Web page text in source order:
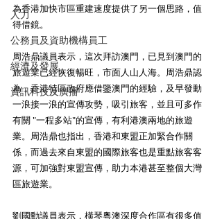
人力
公務員及資助機構員工
經濟及發展
資訊科技及廣播
為香港加快市區重建速度提供了另一個思路，值
得借鏡。
周浩鼎議員表示，這次拜訪澳門，已見到澳門的
旅遊業已經恢復暢旺，市面人山人海。周浩鼎認
為，香港特區政府應借鑒澳門的經驗，及早發動
一浪接一浪的宣傳攻勢，吸引旅客，並且可多作
有關 "一程多站"的宣傳，有利港澳兩地的旅遊
業。周浩鼎也指出，香港和東盟正加緊合作關
係，而過去來自東盟的國際旅客也是重點旅客客
源，可加強對東盟宣傳，助力本港甚至整個大灣
區旅遊業。
劉國勳議員表示，橫琴粵澳深度合作區有很多值